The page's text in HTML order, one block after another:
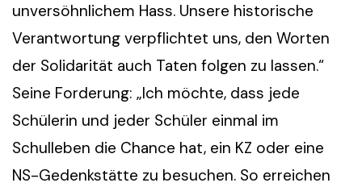
unversöhnlichem Hass. Unsere historische
Verantwortung verpflichtet uns, den Worten
der Solidarität auch Taten folgen zu lassen.“
Seine Forderung: „Ich möchte, dass jede
Schülerin und jeder Schüler einmal im
Schulleben die Chance hat, ein KZ oder eine
NS-Gedenkstätte zu besuchen. So erreichen